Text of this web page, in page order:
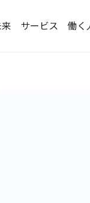
サービス 働く